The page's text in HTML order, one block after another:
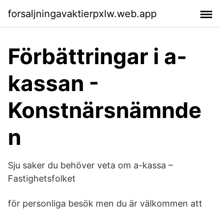
forsaljningavaktierpxlw.web.app
Förbättringar i a-
kassan -
Konstnärsnämnde
n
Sju saker du behöver veta om a-kassa –
Fastighetsfolket
för personliga besök men du är välkommen att